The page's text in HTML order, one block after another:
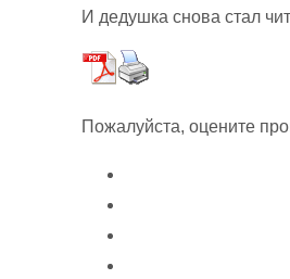
И дедушка снова стал
Пожалуйста, оцените